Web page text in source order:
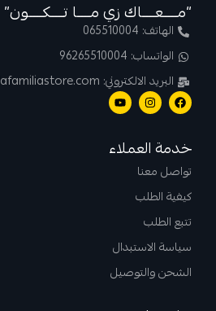
“مــــعــــاك زي مــــا تــــكــــون”
الهاتف: 065510004
الواتساب: 96265510004
البريد الالكتروني: info@lafamiliastore.com
خدمة العملاء
تواصل معنا
كيفية الطلب
تتبع الطلب
سياسة الاستبدال
الشحن والتوصيل